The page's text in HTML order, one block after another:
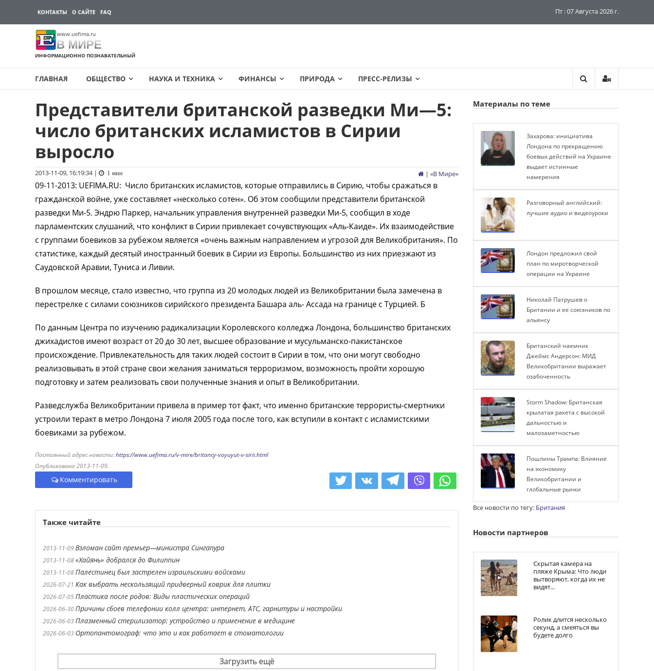
КОНТАКТЫ О САЙТЕ FAQ Пт : 07 Августа 2026 г.
www.uefima.ru
В МИРЕ
ИНФОРМАЦИОННО ПОЗНАВАТЕЛЬНЫЙ
ГЛАВНАЯ ОБЩЕСТВО НАУКА И ТЕХНИКА ФИНАНСЫ ПРИРОДА ПРЕСС-РЕЛИЗЫ
содержимому
Представители британской разведки Ми—5:
число британских исламистов в Сирии
выросло
2013-11-09, 16:19:34| 1 мин | «В Мире»
09-11-2013: UEFIMA.RU: Число британских исламистов, которые отправились в Сирию, чтобы сражаться в
гражданской войне, уже составляет «несколько сотен». Об этом сообщили представители британской
разведки Ми-5. Эндрю Паркер, начальник управления внутренней разведки Ми-5, сообщил в ходе
парламентских слушаний, что конфликт в Сирии привлекает сочувствующих «Аль-Каиде». Их взаимодействие
с группами боевиков за рубежом является «очень важным направлением и угрозой для Великобритания». По
статистике, каждый десятый иностранный боевик в Сирии из Европы. Большинство из них приезжают из
Саудовской Аравии, Туниса и Ливии.
В прошлом месяце, стало известно, что группа из 20 молодых людей из Великобритании была замечена в
перестрелке с силами союзников сирийского президента Башара аль- Ассада на границе с Турцией. Б
По данным Центра по изучению радикализации Королевского колледжа Лондона, большинство британских
джихадистов имеют возраст от 20 до 30 лет, высшее образование и мусульманско-пакистанское
происхождение. Привлекательность для таких людей состоит в Сирии в том, что они могут свободно
реализовывать в этой стране свои желания заниматься терроризмом, возможность пройти хорошую
подготовку и затем реализовать свои полученные знания и опыт в Великобритании.
Разведслужба Великобритании привела в пример тот факт, что именно британские террористы-смертники
устроили теракт в метро Лондона 7 июля 2005 года после того, как вступили в контакт с исламистскими
боевиками за рубежом.
Постоянный адрес новости:https://www.uefima.ru/v-mire/britancy-voyuyut-v-sirii.html
Опубликовано 2013-11-09.
Комментировать
Также читайте
2013-11-09Взломан сайт премьер—министра Сингапура
2013-11-08«Хайянь» добрался до Филиппин
2013-11-08Палестинец был застрелен израильскими войсками
2026-07-21 Как выбрать нескользящий придверный коврик для плитки
2026-07-05Пластика после родов: Виды пластических операций
2026-06-30Причины сбоев телефонии колл центра: интернет, АТС, гарнитуры и настройки
2026-06-03Плазменный стерилизатор: устройство и применение в медицине
2026-06-03 Ортопантомограф: что это и как работает в стоматологии
Загрузить ещё
Материалы по теме
Захарова: инициатива
Лондона по прекращению
боевых действий на Украине
выдает истинные
намерения
Разговорный английский:
лучшие аудио и видеоуроки
Лондон предложил свой
план по миротворческой
операции на Украине
Николай Патрушев о
Британии и ее союзников по
альянсу
Британский наемник
Джеймс Андерсон: МИД
Великобритании выражает
озабоченность
Storm Shadow: Британская
крылатая ракета с высокой
дальностью и
малозаметностью
Пошлины Трампа: Влияние
на экономику
Великобритании и
глобальные рынки
Все новости по тегу: Британия
Новости партнеров
Скрытая камера на
пляже Крыма: Что люди
вытворяют, когда их не
видят...
Ролик длится несколько
секунд, а смеяться вы
будете долго